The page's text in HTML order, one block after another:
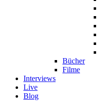
Bücher
Filme
Interviews
Live
Blog